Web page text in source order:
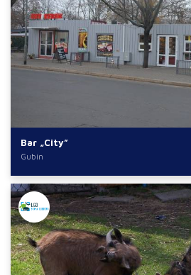
Bar „City”
Gubin